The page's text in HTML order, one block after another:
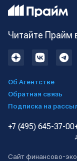
Читайте Прайм
Об Агентстве
Обратная связь
Подписка на
+7 (495) 645-37-00
Сайт финансово-